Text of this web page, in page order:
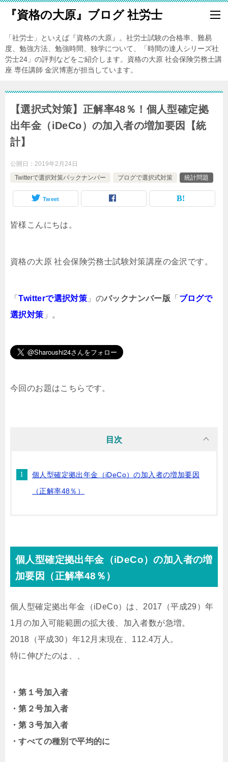
『資格の大原』ブログ 社労士
「社労士」といえば『資格の大原』。社労士試験の合格率、難易
度、勉強方法、勉強時間、独学について、「時間の達人シリーズ社
労士24」の評判などをご紹介します。資格の大原 社会保険労務士講
座 専任講師 金沢博憲が担当しています。
【選択式対策】正解率48％！個人型確定拠
出年金（iDeCo）の加入者の増加要因【統
計】
公開日： 2019年2月24日
Twitterで選択対策バックナンバー
ブログで選択式対策 統計問題
Tweet
皆様こんにちは。
資格の大原 社会保険労務士試験対策講座の金沢です。
「Twitterで選択対策 」のバックナンバー版 「 ブログで
選択対策 」。
今回のお題はこちらです。
目次
個人型確定拠出年金（iDeCo）の加入者の増加要因
（正解率48％）
個人型確定拠出年金（iDeCo）の加入者の増
加要因（正解率48％）
個人型確定拠出年金（iDeCo）は、2017（平成29）年
1月の加入可能範囲の拡大後、加入者数が急増。
2018（平成30）年12月末現在、112.4万人。
特に伸びたのは、、
・第１号加入者
・第２号加入者
・第３号加入者
・すべての種別で平均的に